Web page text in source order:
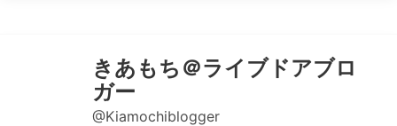
きあもち＠ライブドアブロ
ガー
@Kiamochiblogger